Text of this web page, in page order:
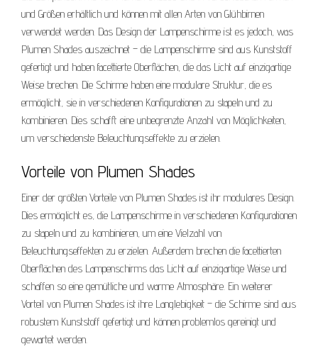
und Größen erhältlich und können mit allen Arten von Glühbirnen
verwendet werden. Das Design der Lampenschirme ist es jedoch, was
Plumen Shades auszeichnet – die Lampenschirme sind aus Kunststoff
gefertigt und haben facettierte Oberflächen, die das Licht auf einzigartige
Weise brechen. Die Schirme haben eine modulare Struktur, die es
ermöglicht, sie in verschiedenen Konfigurationen zu stapeln und zu
kombinieren. Dies schafft eine unbegrenzte Anzahl von Möglichkeiten,
um verschiedenste Beleuchtungseffekte zu erzielen.
Vorteile von Plumen Shades
Einer der größten Vorteile von Plumen Shades ist ihr modulares Design.
Dies ermöglicht es, die Lampenschirme in verschiedenen Konfigurationen
zu stapeln und zu kombinieren, um eine Vielzahl von
Beleuchtungseffekten zu erzielen. Außerdem brechen die facettierten
Oberflächen des Lampenschirms das Licht auf einzigartige Weise und
schaffen so eine gemütliche und warme Atmosphäre. Ein weiterer
Vorteil von Plumen Shades ist ihre Langlebigkeit – die Schirme sind aus
robustem Kunststoff gefertigt und können problemlos gereinigt und
gewartet werden.